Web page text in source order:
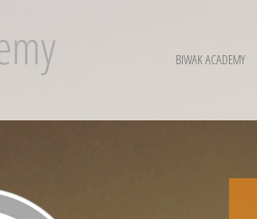
BIWAK ACADEMY